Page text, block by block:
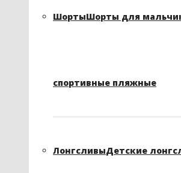
ШортыШорты для
спортивные пляжные
ЛонгсливыДетские